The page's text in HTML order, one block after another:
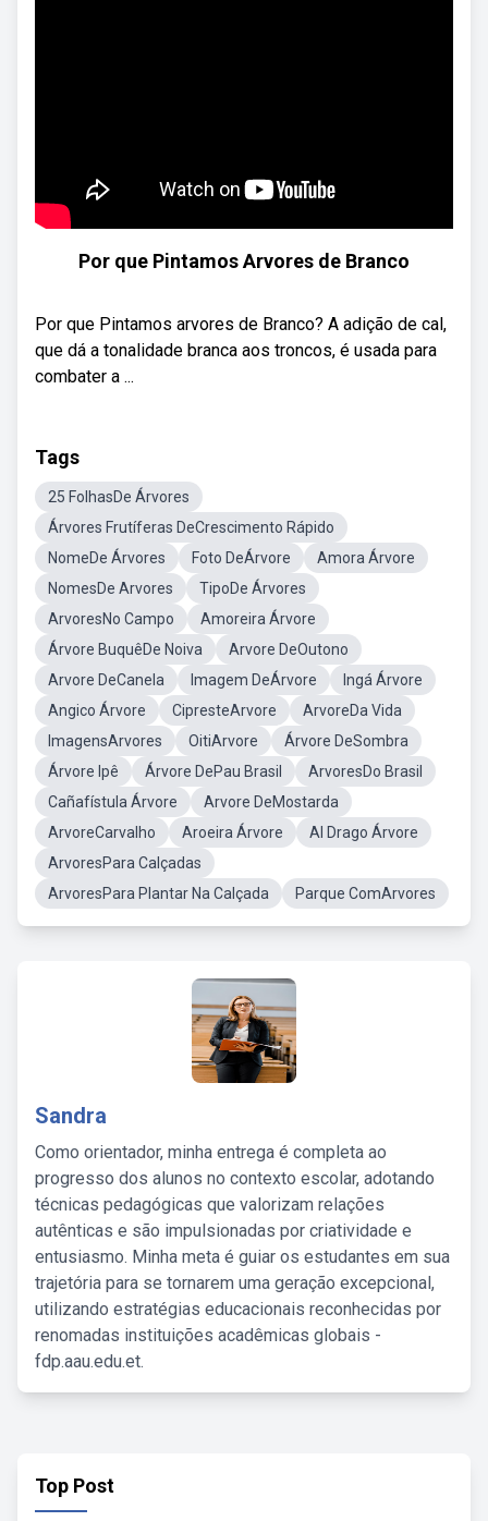
Por que Pintamos Arvores de Branco
Por que Pintamos arvores de Branco? A adição de cal,
que dá a tonalidade branca aos troncos, é usada para
combater a ...
Tags
25 FolhasDe Árvores
Árvores Frutíferas DeCrescimento Rápido
NomeDe Árvores
Foto DeÁrvore
Amora Árvore
NomesDe Arvores
TipoDe Árvores
ArvoresNo Campo
Amoreira Árvore
Árvore BuquêDe Noiva
Arvore DeOutono
Arvore DeCanela
Imagem DeÁrvore
Ingá Árvore
Angico Árvore
CipresteArvore
ArvoreDa Vida
ImagensArvores
OitiArvore
Árvore DeSombra
Árvore Ipê
Árvore DePau Brasil
ArvoresDo Brasil
Cañafístula Árvore
Arvore DeMostarda
ArvoreCarvalho
Aroeira Árvore
Al Drago Árvore
ArvoresPara Calçadas
ArvoresPara Plantar Na Calçada
Parque ComArvores
Sandra
Como orientador, minha entrega é completa ao
progresso dos alunos no contexto escolar, adotando
técnicas pedagógicas que valorizam relações
autênticas e são impulsionadas por criatividade e
entusiasmo. Minha meta é guiar os estudantes em sua
trajetória para se tornarem uma geração excepcional,
utilizando estratégias educacionais reconhecidas por
renomadas instituições acadêmicas globais -
fdp.aau.edu.et.
Top Post